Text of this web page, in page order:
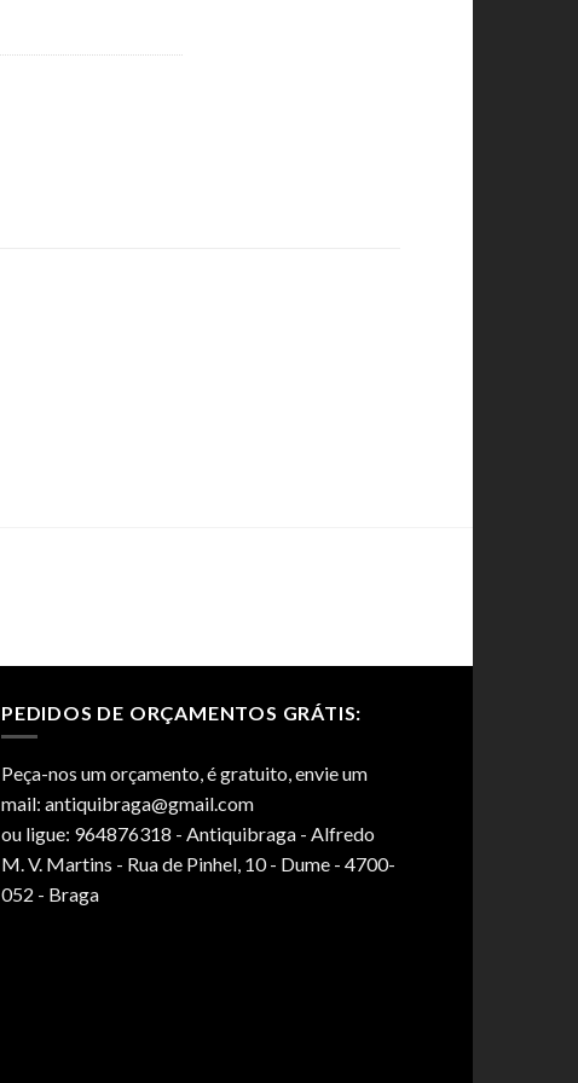
PEDIDOS DE ORÇAMENTOS GRÁTIS:
Peça-nos um orçamento, é gratuito, envie um
mail: antiquibraga@gmail.com
ou ligue: 964876318 - Antiquibraga - Alfredo
M. V. Martins - Rua de Pinhel, 10 - Dume - 4700-
052 - Braga